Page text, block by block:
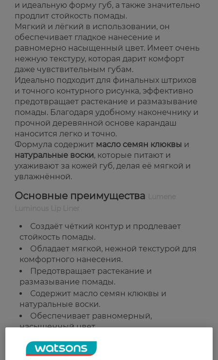
и идеальную форму губ, а также значительно
продлит стойкость помады.
Мягкий и лёгкий в использовании, он
обеспечивает гладкое нанесение и
равномерно насыщенный цвет. Имеет очень
нежную текстуру, которая дарит комфорт
даже чувствительным губам.
Идеально подходит для финальных штрихов
и точного контурного рисунка, эффективно
предотвращает растекание и размазывание
помады. Благодаря удобному наконечнику и
прочной деревянной основе карандаш
наносится легко и точно.
Формула содержит масло семян клюквы и
натуральные воски, которые питают и
ухаживают за кожей губ, делая её мягкой и
увлажнённой.
Основные преимущества
Создаёт чёткий контур и продлевает
стойкость помады.
Обладает мягкой, нежной текстурой для
комфортного нанесения.
Предотвращает растекание и
размазывание помады.
Содержит масло семян клюквы и
натуральные воски.
Обеспечивает равномерный,
насыщенный цвет.
Страна-производитель: